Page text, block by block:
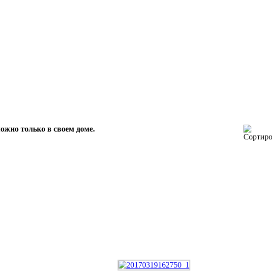
только в своем доме.